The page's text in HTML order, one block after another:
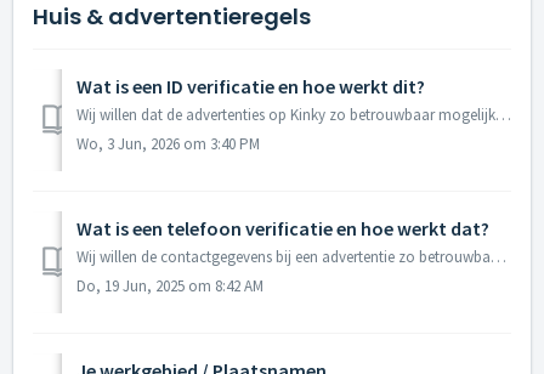
Huis & advertentieregels
Wat is een ID verificatie en hoe werkt dit?
Wij willen dat de advertenties op Kinky zo betrouwbaar mogelijk zijn. Wij doen deze ID verificatie indien er twijfels bestaan of je 21 jaar of ouder bent of...
Wo, 3 Jun, 2026 om 3:40 PM
Wat is een telefoon verificatie en hoe werkt dat?
Wij willen de contactgegevens bij een advertentie zo betrouwbaar mogelijk houden en daarom vragen wij zodra jij je telefoonnummer wijzigt om verificatie tot...
Do, 19 Jun, 2025 om 8:42 AM